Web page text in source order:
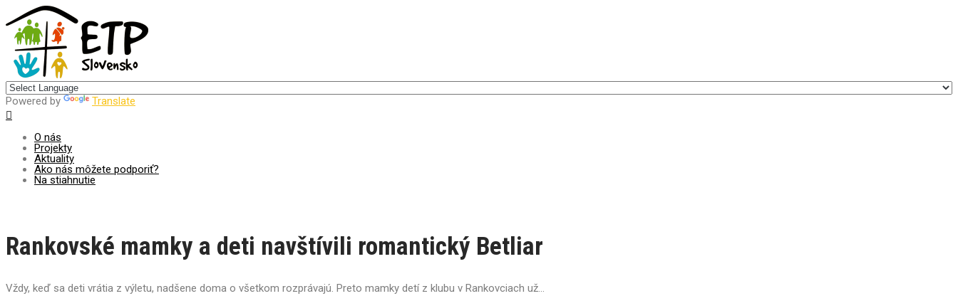
Powered by Translate
O nás
Projekty
Aktuality
Ako nás môžete podporiť?
Na stiahnutie
Rankovské mamky a deti navštívili romantický Betliar
Vždy, keď sa deti vrátia z výletu, nadšene doma o všetkom rozprávajú. Preto mamky detí z klubu v Rankovciach už...